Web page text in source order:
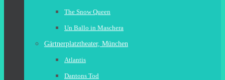
The Snow Queen
Un Ballo in Maschera
Gärtnerplatztheater, München
Atlantis
Dantons Tod